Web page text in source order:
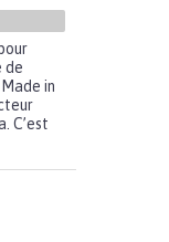
de
in
C’est